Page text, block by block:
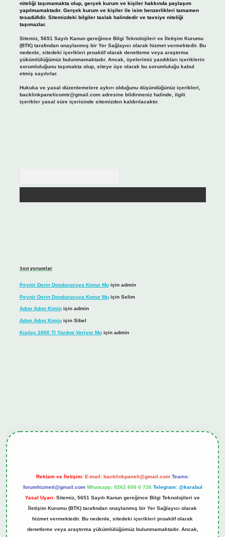
niteliği taşımamakta olup, gerçek kurum ve kişiler hakkında paylaşım
yapılmamaktadır. Gerçek kurum ve kişiler ile isim benzerlikleri tamamen
tesadüfidir. Sitemizdeki bilgiler taslak halindedir ve tavsiye niteliği
taşımazlar.
Sitemiz, 5651 Sayılı Kanun gereğince Bilgi Teknolojileri ve İletişim Kurumu
(BTK) tarafından onaylanmış bir Yer Sağlayıcı olarak hizmet vermektedir. Bu
nedenle, sitedeki içerikleri proaktif olarak denetleme veya araştırma
yükümlülüğümüz bulunmamaktadır. Ancak, üyelerimiz yazdıkları içeriklerin
sorumluluğunu taşımakta olup, siteye üye olarak bu sorumluluğu kabul
etmiş sayılırlar.
Hukuka ve yasal düzenlemelere aykırı olduğunu düşündüğünüz içerikleri,
backlinkpanelicomtr@gmail.comadresine bildirmeniz halinde, ilgili
içerikler yasal süre içerisinde sitemizden kaldırılacaktır.
Son yorumlar
Peynir Derin Dondurucuya Konur Muiçin admin
Peynir Derin Dondurucuya Konur Muiçin Selim
Adım Adım Kiminiçin admin
Adım Adım Kiminiçin Sibel
Kızılay 2000 Tl Yardım Veriyor Muiçin admin
Reklam ve İletişim: E-mail: backlinkpaneli@gmail.com Teams:
forumhizmeti@gmail.com Whatsapp: 0262 606 0 726 Telegram: @karabul
Yasal Uyarı: Sitemiz, 5651 Sayılı Kanun gereğince Bilgi Teknolojileri ve
İletişim Kurumu (BTK) tarafından onaylanmış bir Yer Sağlayıcı olarak
hizmet vermektedir. Bu nedenle, sitedeki içerikleri proaktif olarak
denetleme veya araştırma yükümlülüğümüz bulunmamaktadır. Ancak,